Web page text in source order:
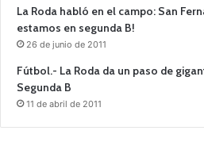
La Roda habló en el campo: San
estamos en segunda B!
26 de junio de 2011
Fútbol.- La Roda da un paso de
Segunda B
11 de abril de 2011